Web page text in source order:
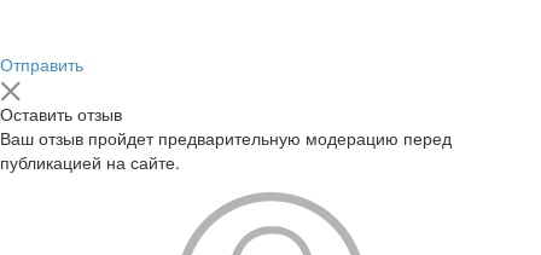
Отправить
Оставить отзыв
Ваш отзыв пройдет предварительную модерацию перед
публикацией на сайте.